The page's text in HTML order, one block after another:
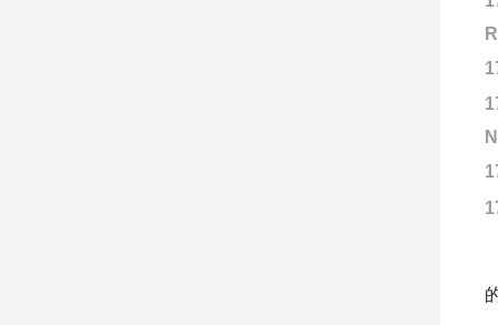
R
N